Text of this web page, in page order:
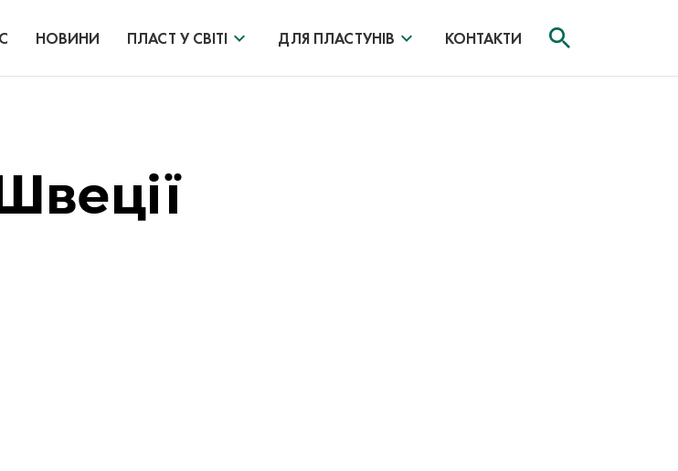
НОВИНИ ПЛАСТ У СВІТІ ДЛЯ ПЛАСТУНІВ КОНТАКТИ